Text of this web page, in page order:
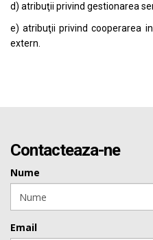
d) atribuţii privind gestionarea
e) atribuţii privind cooperarea
extern.
Contacteaza-ne
Nume
Email